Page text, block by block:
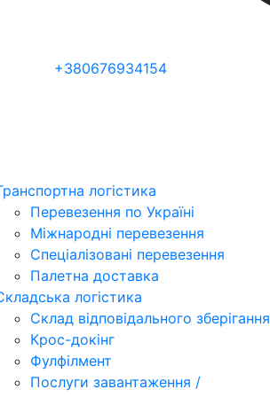
+380676934154
логістика
Перевезення по Україні
Міжнародні перевезення
Спеціалізовані перевезення
Палетна доставка
логістика
Склад відповідального зберігання
Крос-докінг
Фулфілмент
Послуги завантаження /